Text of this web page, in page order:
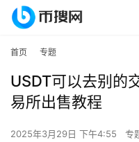
首页 专题
USDT可以去别的
易所出售教程
2025年3月29日 下午4:55 专